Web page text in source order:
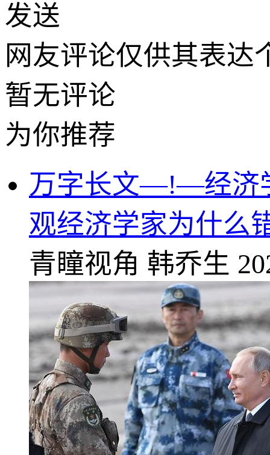
发送
网友评论仅供其表达
暂无评论
为你推荐
万字长文—!—经济
观经济学家为什么
青瞳视角 韩乔生